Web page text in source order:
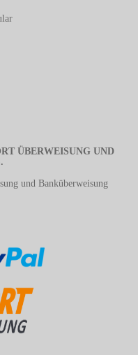
ÜBERWEISUNG UND
und Banküberweisung